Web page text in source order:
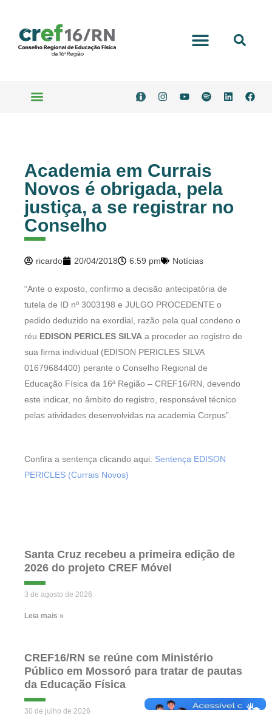
Academia em Currais
Novos é obrigada, pela
justiça, a se registrar no
Conselho
ricardo 20/04/2018 6:59 pm Notícias
“Ante o exposto, confirmo a decisão antecipatória de
tutela de ID nº 3003198 e JULGO PROCEDENTE o
pedido deduzido na exordial, razão pela qual condeno o
réu EDISON PERICLES SILVA a proceder ao registro de
sua firma individual (EDISON PERICLES SILVA
01679684400) perante o Conselho Regional de
Educação Física da 16ª Região – CREF16/RN, devendo
este indicar, no âmbito do registro, responsável técnico
pelas atividades desenvolvidas na academia Corpus”.
Confira a sentença clicando aqui: Sentença EDISON
PERICLES (Currais Novos)
Santa Cruz recebeu a primeira edição de
2026 do projeto CREF Móvel
3 de agosto de 2026
Leia mais »
CREF16/RN se reúne com Ministério
Público em Mossoró para tratar de pautas
da Educação Física
30 de julho de 2026